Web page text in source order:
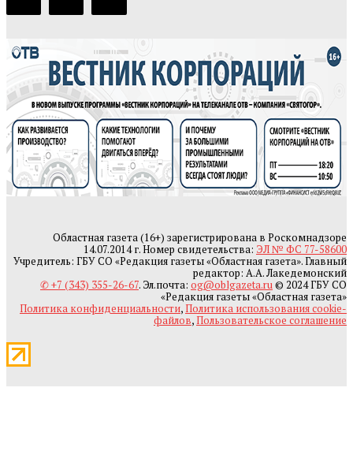
Областная газета (16+) зарегистрирована в Роскомнадзоре
14.07.2014 г. Номер свидетельства: ЭЛ № ФС 77-58600
Учредитель: ГБУ СО «Редакция газеты «Областная газета». Главный
редактор: А.А. Лакедемонский
✆ +7 (343) 355-26-67. Эл.почта: og@oblgazeta.ru© 2024 ГБУ СО
«Редакция газеты «Областная газета»
Политика конфиденциальности,Политика использования cookie-
файлов,Пользовательское соглашение